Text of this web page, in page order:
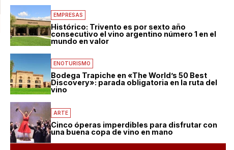
EMPRESAS
Histórico: Trivento es por sexto año
consecutivo el vino argentino número 1 en el
mundo en valor
ENOTURISMO
Bodega Trapiche en «The World’s 50 Best
Discovery»: parada obligatoria en la ruta del
vino
ARTE
Cinco óperas imperdibles para disfrutar con
una buena copa de vino en mano